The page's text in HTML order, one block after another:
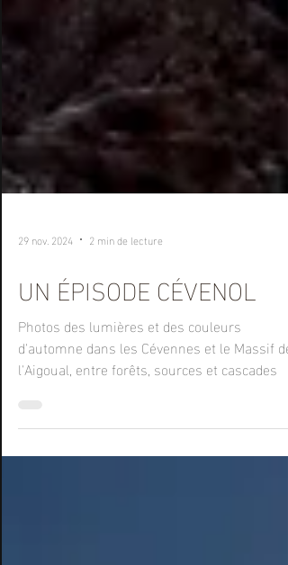
29 nov. 2024 2 min de lecture
UN ÉPISODE CÉVENOL
Photos des lumières et des couleurs
d'automne dans les Cévennes et le Massif de